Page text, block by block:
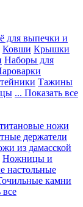
для выпечки и
Ковши Крышки
Наборы для
Тажины
... Показать все
ножи
держатели
из дамасской
Ножницы и
настольные
камни
все